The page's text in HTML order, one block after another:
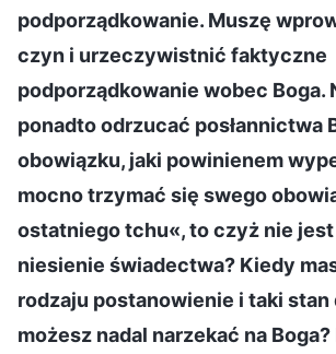
podporządkowanie. Muszę
czyn i urzeczywistnić faktyczne
podporządkowanie wobec Boga.
ponadto odrzucać posłannictwa
obowiązku, jaki powinienem
mocno trzymać się swego
ostatniego tchu«, to czyż nie jest
niesienie świadectwa? Kiedy
rodzaju postanowienie i taki stan
możesz nadal narzekać na Boga?